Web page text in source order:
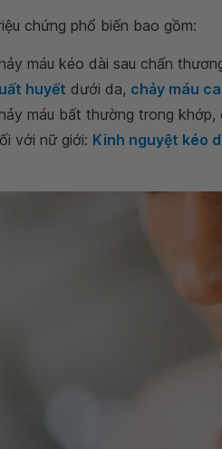
chứng phổ biến bao gồm:
máu kéo dài sau chấn
huyết dưới da, chảy máu
máu bất thường trong
với nữ giới: Kinh nguyệt kéo